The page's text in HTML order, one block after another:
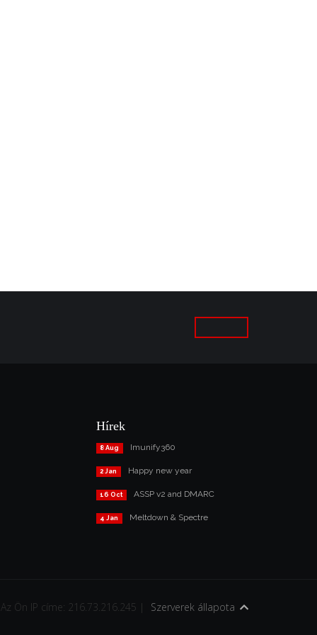
Hírek
8 Aug Imunify360
2 Jan Happy new year
16 Oct ASSP v2 and DMARC
4 Jan Meltdown & Spectre
Az Ön IP címe: 216.73.216.245 | Szerverek állapota